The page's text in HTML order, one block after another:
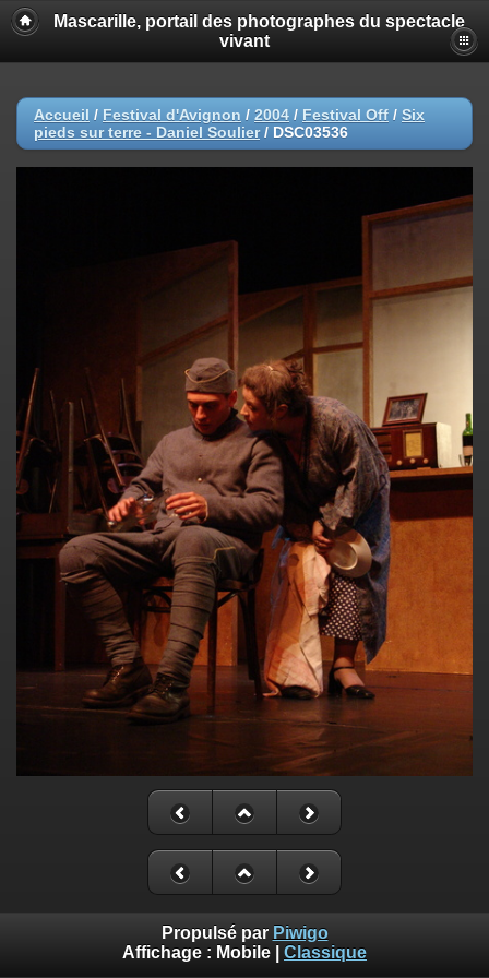
Mascarille, portail des photographes du spectacle
vivant
Accueil / Festival d'Avignon / 2004 / Festival Off / Six
pieds sur terre - Daniel Soulier/ DSC03536
Propulsé par Piwigo
Affichage : Mobile Classique